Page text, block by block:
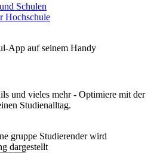
Schulen
Hochschule
und vieles mehr - Optimiere mit der
Studienalltag.